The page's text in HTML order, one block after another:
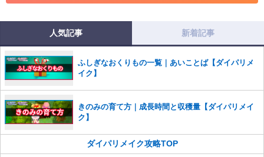
だけますでしょうか。
コメントの削除を申請する※投稿内容を確認後、順次対応さ
せていただきます。ご了承ください。
※一度削除したコメントは復元ができませんのでご注意くだ
また、過度な利用規約の違反や、弊社に損害の及ぶ内容の書き込みがあ
った場合は、法的措置をとらせていただく場合もございますので、あら
かじめご理解くださいませ。
人気記事 新着記事
ふしぎなおくりもの一覧｜あいことば【ダイパリメ
イク】
きのみの育て方｜成長時間と収穫量【ダイパリメイ
ク】
ダイパリメイク攻略TOP